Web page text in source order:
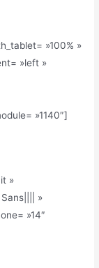
»100% »
»left »
»1140″]
»
»
»14″